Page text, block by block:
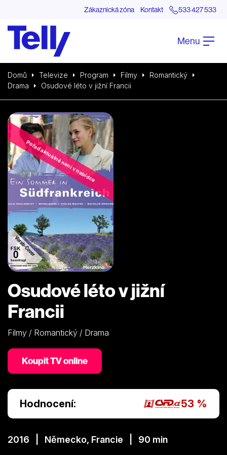
Zákaznická zóna Kontakt 533 427 533
Menu
Domů Televize Program Filmy
Romantický
Drama
Osudové léto v jižní Francii
Pořad aktuálně není v nabídce
Osudové léto v jižní
Francii
Filmy / Romantický / Drama
Koupit TV online
Hodnocení: 53 %
2016 | Německo, Francie | 90 min